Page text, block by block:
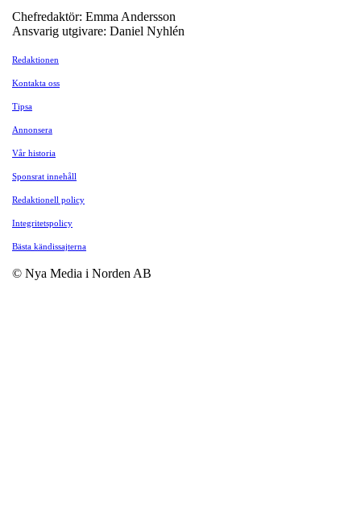
Chefredaktör: Emma Andersson
Ansvarig utgivare: Daniel Nyhlén
Redaktionen
Kontakta oss
Tipsa
Annonsera
Vår historia
Sponsrat innehåll
Redaktionell policy
Integritetspolicy
Bästa kändissajterna
© Nya Media i Norden AB